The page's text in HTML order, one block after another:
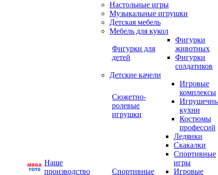
Наше
производство
Настольные игры
Музыкальные игрушки
Детская мебель
Мебель для кукол
Фигурки для
детей
Фигурки
животных
Фигурки
солдатиков
Детские качели
Сюжетно-
ролевые
игрушки
Игровые
комплексы
кухни
Костюмы
профессий
Спортивные
Ледянки
Скакалки
Спортивные
игры
Игровые